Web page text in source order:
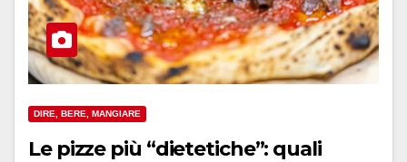
DIRE, BERE, MANGIARE
Le pizze più “dietetiche”: quali